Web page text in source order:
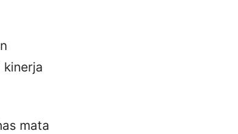
kinerja
mata